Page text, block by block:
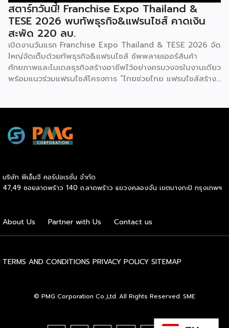
สตาร์ทวันนี้! Franchise Expo Thailand &
TESE 2026 พบทัพธุรกิจ&แฟรนไชส์ คาดเงิน
สะพัด 220 ลบ.
เปิดงานวันแรก Franchise Expo Thailand & TESE 2026 จัด
ใหญ่จัดเต็มด้วยทัพธุรกิจ&แฟรนไชส์ ซัพพลายเออร์สินค้า
ศักยภาพและโมเดลธุรกิจสร้างอาชีพไว้อย่างครบวงจรในงานเดียว
พร้อมแนวร่วมแฟรนไชส์โครงการ “ไทยช่วยไทย แฟรนไชส์สร้าง
ความรู้โดยผู้ทรงคุณวุฒิคับคั่ง และกิจกรรมเจรจาจับคู่ธุรกิจทั้งใน
และต่างประเทศ งานจัดต่อเนื่องระหว่างวันที่ 6-9 สิงหาคมนี้ ที่
ธุรกิจการค้า กระทรวงพาณิชย์ กล่าวว่า งาน ” Franchise Expo
Thailand & Thailand E-Commerce Selection Expo
บริษัท พีเอ็มจี คอร์ปอเรชั่น จำกัด
47,49 ซอยลาดพร้าว 140 ถ.ลาดพร้าว แขวงคลองจั่น เขตบางกะปิ กรุงเทพฯ
About Us Partner with Us Contact us
TERMS AND CONDITIONS PRIVACY POLICY SITEMAP
© PMG Corporation Co.,Ltd. All Rights Reserved. SME